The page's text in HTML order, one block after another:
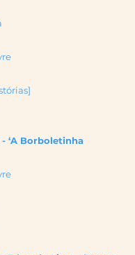
‘A Borboletinha